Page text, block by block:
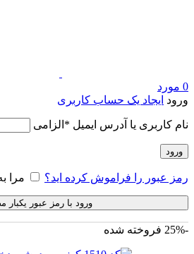
0 مورد
ورود ایجاد یک حساب کاربری
نام کاربری یا آدرس ایمیل * الزامی
ورود
رمز عبور را فراموش کرده اید؟ مرا
ورود با رمز عبور
-25% فروخته شده